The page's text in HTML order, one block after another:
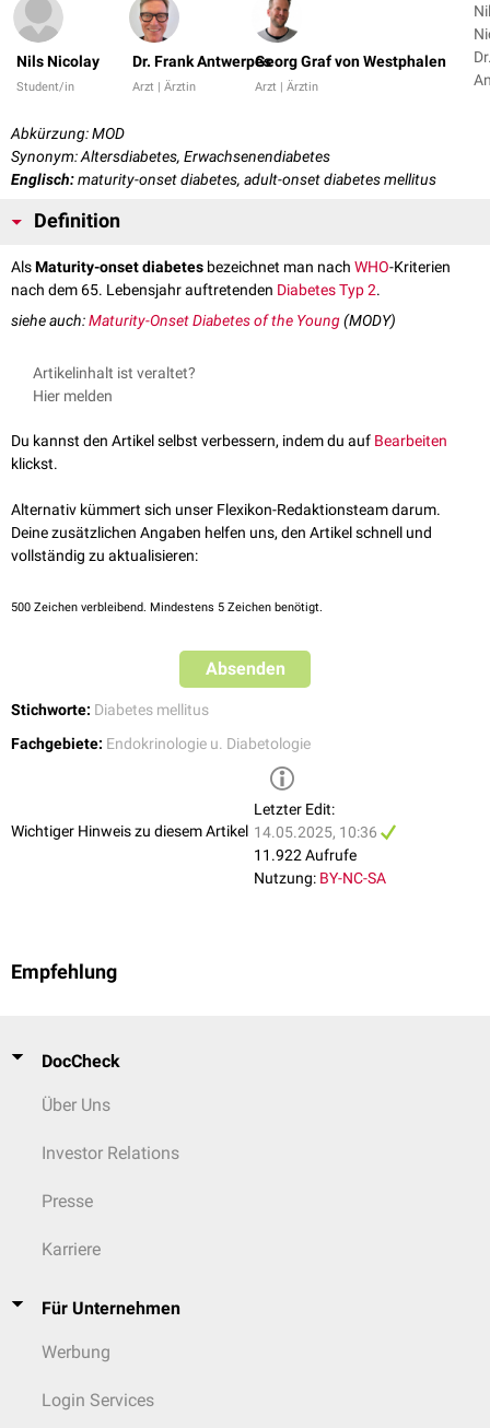
Nils Nicolay
Student/in
Dr. Frank Antwerpes
Arzt | Ärztin
Georg Graf von Westphalen
Arzt | Ärztin
Abkürzung: MOD
Synonym: Altersdiabetes, Erwachsenendiabetes
Englisch:maturity-onset diabetes, adult-onset diabetes mellitus
Definition
AlsMaturity-onset diabetes bezeichnet man nach WHO-Kriterien
nach dem 65. Lebensjahr auftretenden Diabetes Typ 2.
siehe auch:Maturity-Onset Diabetes of the Young(MODY)
Artikelinhalt ist veraltet?
Hier melden
Du kannst den Artikel selbst verbessern, indem du auf Bearbeiten
klickst.
Alternativ kümmert sich unser Flexikon-Redaktionsteam darum.
Deine zusätzlichen Angaben helfen uns, den Artikel schnell und
vollständig zu aktualisieren:
500 Zeichen verbleibend. Mindestens 5 Zeichen benötigt.
Absenden
Stichworte: Diabetes mellitus
Fachgebiete: Endokrinologie u. Diabetologie
Wichtiger Hinweis zu diesem Artikel
Letzter Edit:
14.05.2025, 10:36
11.922 Aufrufe
Nutzung: BY-NC-SA
Empfehlung
DocCheck
Über Uns
Investor Relations
Presse
Karriere
Für Unternehmen
Werbung
Login Services